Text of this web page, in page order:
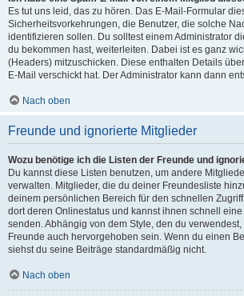
Es tut uns leid, das zu hören. Das E-Mail-Formular
Sicherheitsvorkehrungen, die Benutzer, die solche
identifizieren sollen. Du solltest einem Administrator
du bekommen hast, weiterleiten. Dabei ist es ganz
(Headers) mitzuschicken. Diese enthalten Details
E-Mail verschickt hat. Der Administrator kann dann
Nach oben
Freunde und ignorierte Mitglieder
Wozu benötige ich die Listen der Freunde und
Du kannst diese Listen benutzen, um andere
verwalten. Mitglieder, die du deiner Freundesliste
deinem persönlichen Bereich für den schnellen
dort deren Onlinestatus und kannst ihnen schnell
senden. Abhängig von dem Style, den du
Freunde auch hervorgehoben sein. Wenn du einen
siehst du seine Beiträge standardmäßig nicht.
Nach oben